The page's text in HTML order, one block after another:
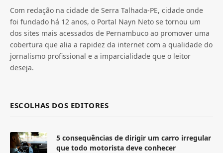
Com redação na cidade de Serra Talhada-PE, cidade onde
foi fundado há 12 anos, o Portal Nayn Neto se tornou um
dos sites mais acessados de Pernambuco ao promover uma
cobertura que alia a rapidez da internet com a qualidade do
jornalismo profissional e a imparcialidade que o leitor
deseja.
ESCOLHAS DOS EDITORES
5 consequências de dirigir um carro irregular
que todo motorista deve conhecer